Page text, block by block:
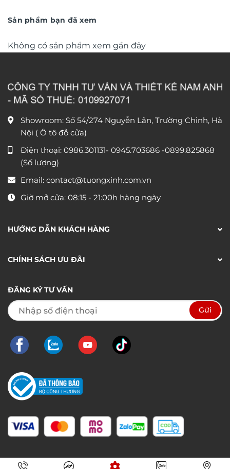
1.550.000 ₫
Sản phẩm bạn đã xem
Không có sản phẩm xem gần đây
Showroom: Số 54/274 Nguyễn Lân, Trường Chinh, Hà
Nội ( Ô tô đỗ cửa)
Điện thoại: 0986.301131- 0945.703686 -0899.825868
(Số lượng)
Email: contact@tuongxinh.com.vn
Giờ mở cửa: 08:15 - 21:00h hàng ngày
HƯỚNG DẪN KHÁCH HÀNG
CHÍNH SÁCH ƯU ĐÃI
ĐĂNG KÝ TƯ VẤN